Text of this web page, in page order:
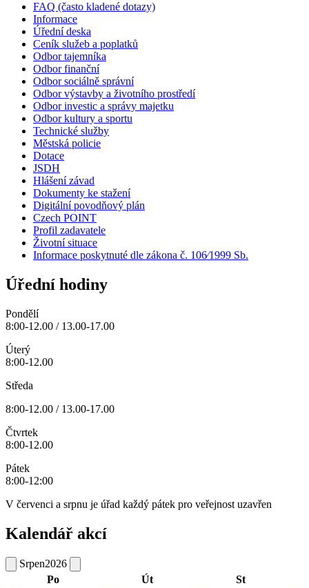
FAQ (často kladené dotazy)
Informace
Úřední deska
Ceník služeb a poplatků
Odbor tajemníka
Odbor finanční
Odbor sociálně správní
Odbor výstavby a životního prostředí
Odbor investic a správy majetku
Odbor kultury a sportu
Technické služby
Městská policie
Dotace
JSDH
Hlášení závad
Dokumenty ke stažení
Digitální povodňový plán
Czech POINT
Profil zadavatele
Životní situace
Informace poskytnuté dle zákona č. 106⁄1999 Sb.
Úřední hodiny
Pondělí
8:00-12.00 / 13.00-17.00
Úterý
8:00-12.00
Středa
8:00-12.00 / 13.00-17.00
Čtvrtek
8:00-12.00
Pátek
8:00-12:00
V červenci a srpnu je úřad každý pátek pro veřejnost uzavřen
Kalendář akcí
Srpen2026
Po
Út
St